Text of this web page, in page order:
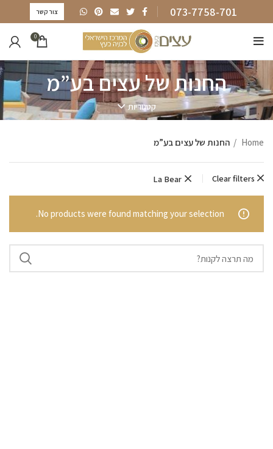
073-7758-701 צור קשר
0
החנות של עצים בע”מ
קטגוריות
Home החנות של עצים בע”מ
Clear filters
La Bear
No products were found matching your selection.